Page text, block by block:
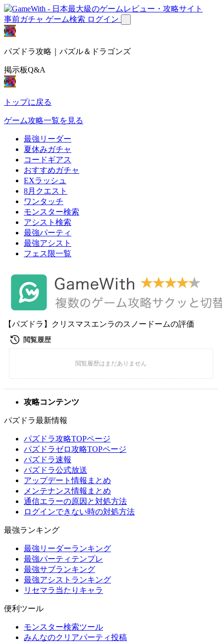
事前ガチャ ゲーム検索 ログイン
パズドラ攻略｜パズル＆ドラゴンズ
掲示板Q&A
トップに戻る
ゲーム攻略一覧を見る
最強リーダー
夏休みガチャ
コードギアス
おすすめガチャ
EXラッシュ
8月クエスト
ワンタッチ
モンスター検索
アシスト検索
最強パーティ
最強アシスト
フェス限一覧
【パズドラ】クリスマスエンラのスノードームの評価
攻略コンテンツ
パズドラ最新情報
パズドラ攻略TOPページ
パズドラゼロ攻略TOPページ
パズドラ速報
パズドラ公式放送
アップデート情報まとめ
メンテナンス情報まとめ
通信エラーの原因と対処方法
ログインできない時の対処方法
最強ランキング
最強リーダーランキング
最強パーティテンプレ
最強サブランキング
最強アシストランキング
リセマラ当たりキャラ
便利ツール
モンスター検索ツール
みんなのクリアパーティ投稿